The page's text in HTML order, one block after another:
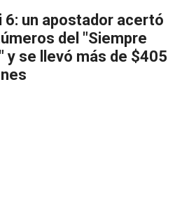
6: un apostador acertó
del "Siempre
y se llevó más de $405